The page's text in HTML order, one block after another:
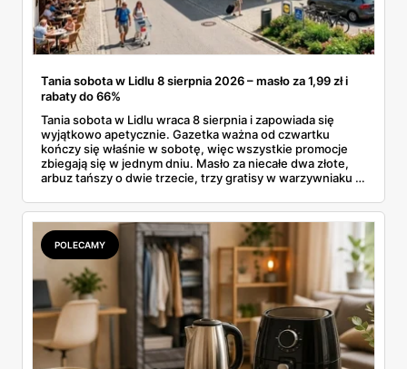
Tania sobota w Lidlu 8 sierpnia 2026 – masło za 1,99 zł i
rabaty do 66%
Tania sobota w Lidlu wraca 8 sierpnia i zapowiada się
wyjątkowo apetycznie. Gazetka ważna od czwartku
kończy się właśnie w sobotę, więc wszystkie promocje
zbiegają się w jednym dniu. Masło za niecałe dwa złote,
arbuz tańszy o dwie trzecie, trzy gratisy w warzywniaku i
całą sobotnią gazetkę Lidla strona po stronie i wybrałam
to, co naprawdę się opłaca.
POLECAMY